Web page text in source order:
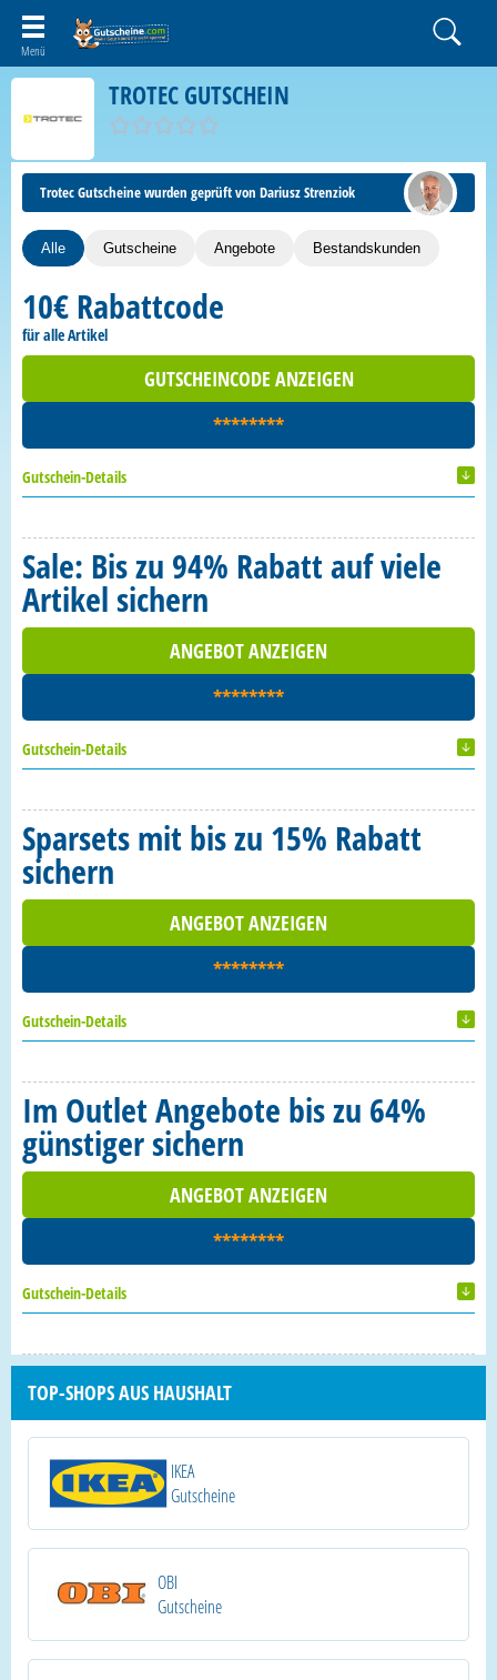
TROTEC GUTSCHEIN
Trotec Gutscheine wurden geprüft von Dariusz Strenziok
Alle Gutscheine Angebote Bestandskunden
10€ Rabattcode
für alle Artikel
GUTSCHEINCODE ANZEIGEN
********
Gutschein-Details
Sale: Bis zu 94% Rabatt auf viele
Artikel sichern
ANGEBOT ANZEIGEN
********
Gutschein-Details
Sparsets mit bis zu 15% Rabatt
sichern
ANGEBOT ANZEIGEN
********
Gutschein-Details
Im Outlet Angebote bis zu 64%
günstiger sichern
ANGEBOT ANZEIGEN
********
Gutschein-Details
TOP-SHOPS AUS HAUSHALT
IKEA
Gutscheine
OBI
Gutscheine